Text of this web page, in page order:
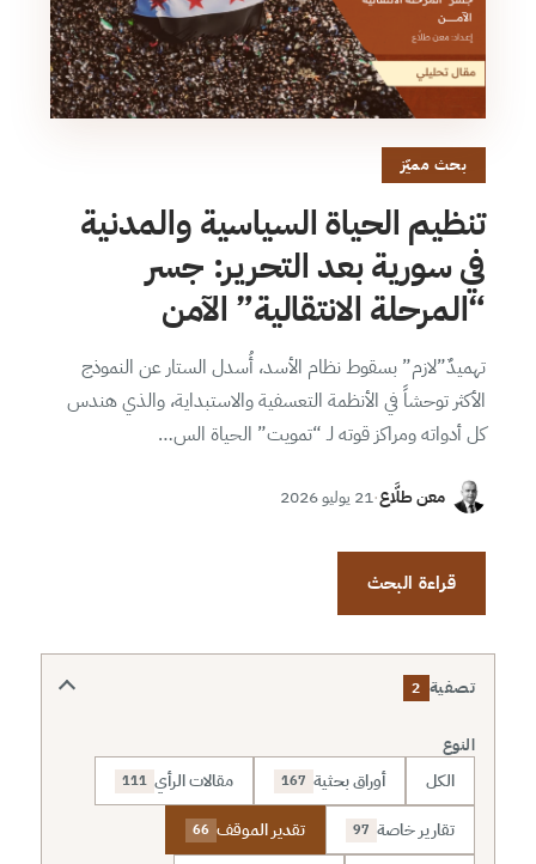
بحث مميّز
تنظيم الحياة السياسية والمدنية
في سورية بعد التحرير: جسر
“المرحلة الانتقالية” الآمن
تهميدٌ”لازم” بسقوط نظام الأسد، أُسدل الستار عن النموذج
الأكثر توحشاً في الأنظمة التعسفية والاستبداية، والذي هندس
كل أدواته ومراكز قوته لـ “تمويت” الحياة الس…
معن طلَّاع·21 يوليو 2026
قراءة البحث
تصفية 2
النوع
الكل أوراق بحثية 167 مقالات الرأي 111
تقارير خاصة 97 تقدير الموقف 66